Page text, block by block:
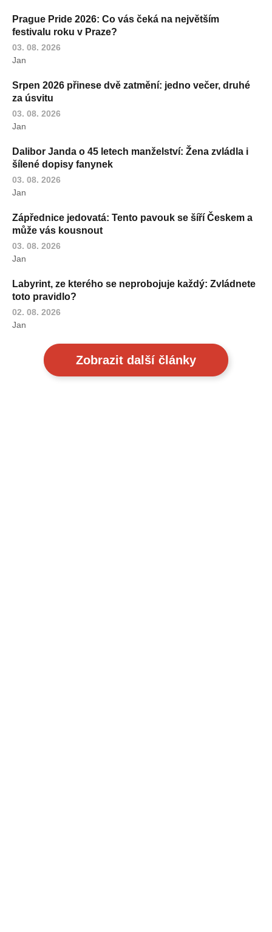
Prague Pride 2026: Co vás čeká na největším
festivalu roku v Praze?
03. 08. 2026
Jan
Srpen 2026 přinese dvě zatmění: jedno večer, druhé
za úsvitu
03. 08. 2026
Jan
Dalibor Janda o 45 letech manželství: Žena zvládla i
šílené dopisy fanynek
03. 08. 2026
Jan
Zápřednice jedovatá: Tento pavouk se šíří Českem a
může vás kousnout
03. 08. 2026
Jan
Labyrint, ze kterého se neprobojuje každý: Zvládnete
toto pravidlo?
02. 08. 2026
Jan
Zobrazit další články